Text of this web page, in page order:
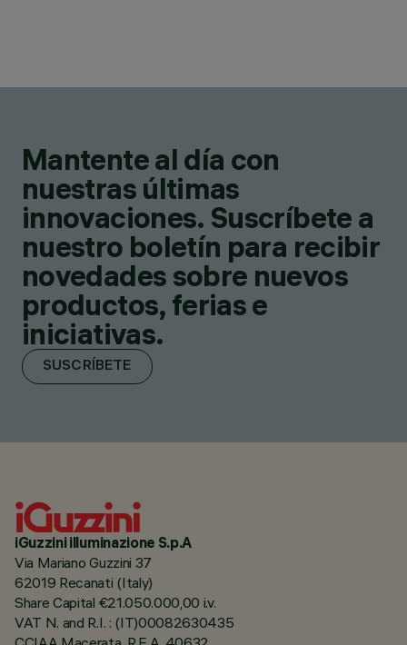
Mantente al día con
nuestras últimas
innovaciones. Suscríbete a
nuestro boletín para recibir
novedades sobre nuevos
productos, ferias e
iniciativas.
SUSCRÍBETE
iGuzzini illuminazione S.p.A
Via Mariano Guzzini 37
62019 Recanati (Italy)
Share Capital €21.050.000,00 i.v.
VAT N. and R.I. : (IT)00082630435